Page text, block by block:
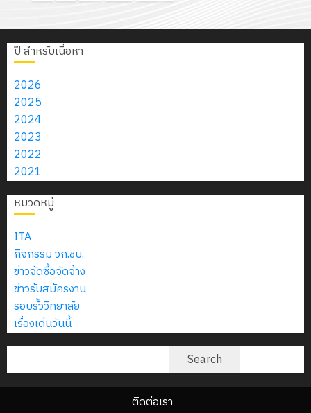
ปี สำหรับเนื่อหา
2026
2025
2024
2023
2022
2021
หมวดหมู่
ITA
กิจกรรม วก.ชบ.
ข่าวจัดซื้อจัดจ้าง
ข่าวรับสมัครงาน
รอบรั้ววิทยาลัย
เรื่องเด่นวันนี้
Search
ติดต่อเรา